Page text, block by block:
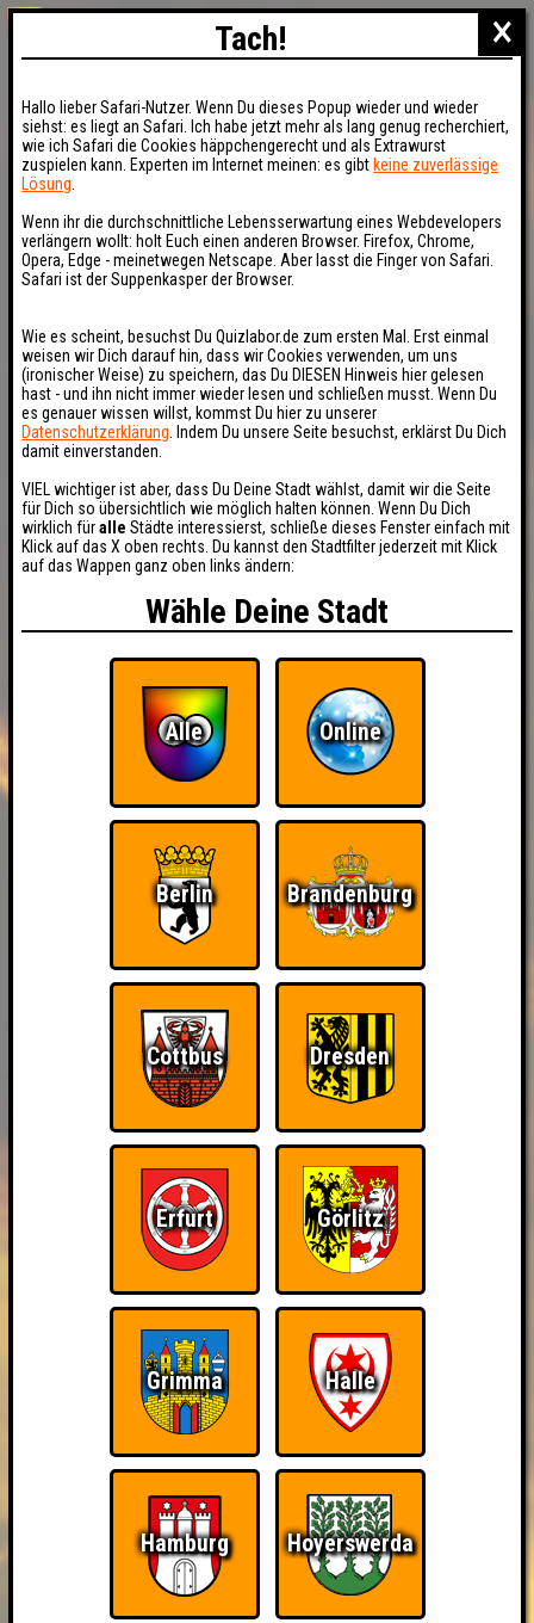
×
Tach!
Hallo lieber Safari-Nutzer. Wenn Du dieses Popup wieder und wieder
siehst: es liegt an Safari. Ich habe jetzt mehr als lang genug recherchiert,
wie ich Safari die Cookies häppchengerecht und als Extrawurst
zuspielen kann. Experten im Internet meinen: es gibt keine zuverlässige
Lösung
Wenn ihr die durchschnittliche Lebensserwartung eines Webdevelopers
verlängern wollt: holt Euch einen anderen Browser. Firefox, Chrome,
Opera, Edge - meinetwegen Netscape. Aber lasst die Finger von Safari.
Safari ist der Suppenkasper der Browser.
Wie es scheint, besuchst Du Quizlabor.de zum ersten Mal. Erst einmal
weisen wir Dich darauf hin, dass wir Cookies verwenden, um uns
(ironischer Weise) zu speichern, das Du DIESEN Hinweis hier gelesen
hast - und ihn nicht immer wieder lesen und schließen musst. Wenn Du
es genauer wissen willst, kommst Du hier zu unserer
Datenschutzerklärung . Indem Du unsere Seite besuchst, erklärst Du Dich
damit einverstanden.
VIEL wichtiger ist aber, dass Du Deine Stadt wählst, damit wir die Seite
für Dich so übersichtlich wie möglich halten können. Wenn Du Dich
wirklich füralle Städte interessierst, schließe dieses Fenster einfach mit
Klick auf das X oben rechts. Du kannst den Stadtfilter jederzeit mit Klick
auf das Wappen ganz oben links ändern:
Wähle Deine Stadt
Alle Online
Berlin Brandenburg
Cottbus Dresden
Erfurt Görlitz
Grimma Halle
Hamburg Hoyerswerda